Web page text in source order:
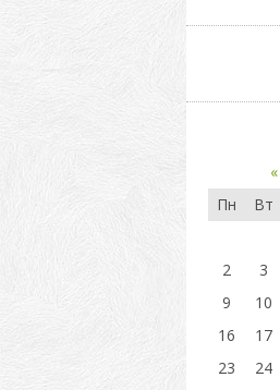
«
Пн
Вт
2
3
9
10
16
17
23
24